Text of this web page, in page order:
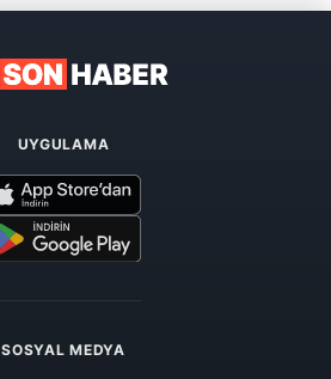
UYGULAMA
SOSYAL MEDYA